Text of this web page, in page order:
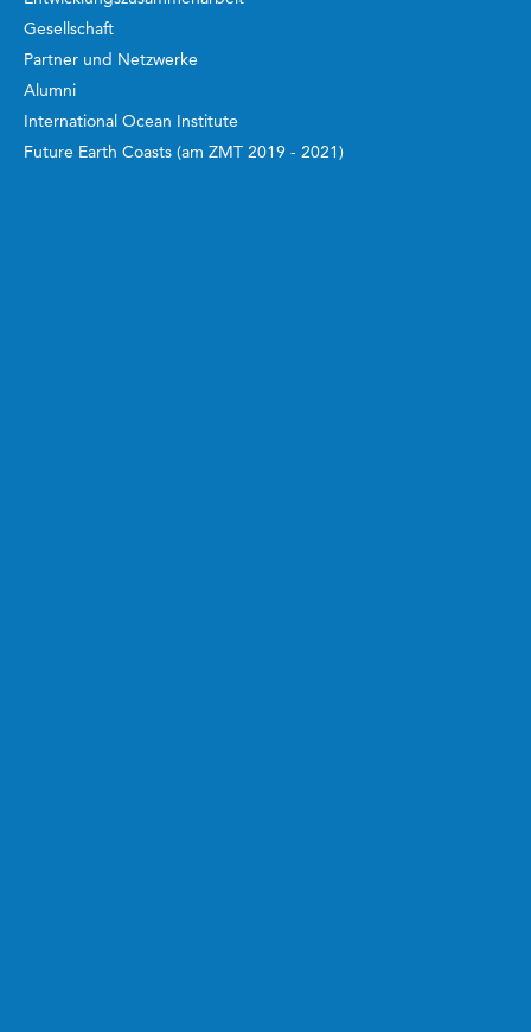
Gesellschaft
Partner und Netzwerke
Alumni
International Ocean Institute
Future Earth Coasts (am ZMT 2019 - 2021)